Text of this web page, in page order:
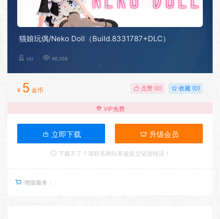
猫娘玩偶/Neko Doll（Build.8331787+DLC）
UU 46,056
¥ 5 金币 点赞 (0) 收藏 (0)
VIP免费
立即下载 升级会员
下载不了？请联系网站客服提交链接错误！
增值服务：